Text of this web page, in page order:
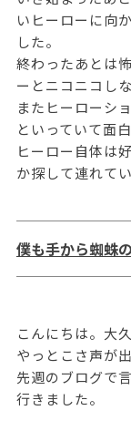
いヒーローに向
した。
終わったあとは
ーとニコニコし
またヒーローシ
といっていて面
ヒーロー自体は
か探して連れて
僕も手から蜘蛛
こんにちは。大
やっとこさ声が
先週のブログで
行きました。